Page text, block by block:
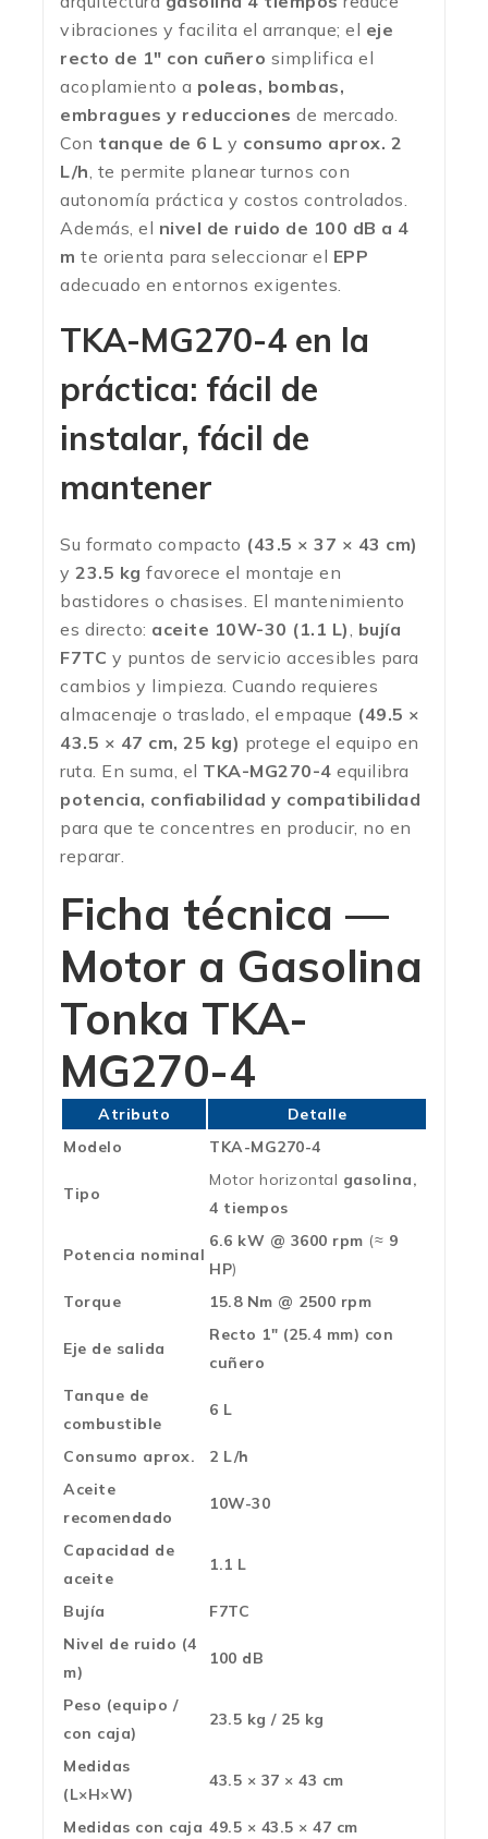
vibraciones y facilita el arranque; el eje
recto de 1″ con cuñero simplifica el
acoplamiento a poleas, bombas,
embragues y reducciones de mercado.
Con tanque de 6 L y consumo aprox. 2
L/h, te permite planear turnos con
autonomía práctica y costos controlados.
Además, el nivel de ruido de 100 dB a 4
m te orienta para seleccionar el EPP
adecuado en entornos exigentes.
TKA-MG270-4 en la
práctica: fácil de
instalar, fácil de
mantener
Su formato compacto (43.5 × 37 × 43 cm)
y 23.5 kg favorece el montaje en
bastidores o chasises. El mantenimiento
es directo: aceite 10W-30 (1.1 L), bujía
F7TC y puntos de servicio accesibles para
cambios y limpieza. Cuando requieres
almacenaje o traslado, el empaque (49.5 ×
43.5 × 47 cm, 25 kg) protege el equipo en
ruta. En suma, el TKA-MG270-4 equilibra
potencia, confiabilidad y compatibilidad
para que te concentres en producir, no en
reparar.
Ficha técnica —
Motor a Gasolina
Tonka TKA-
MG270-4
Atributo
Detalle
Modelo
TKA-MG270-4
Tipo
Motor horizontal gasolina,
4 tiempos
Potencia nominal
6.6 kW @ 3600 rpm (≈ 9
HP)
Torque
15.8 Nm @ 2500 rpm
Eje de salida
Recto 1″ (25.4 mm) con
cuñero
Tanque de
combustible
6 L
Consumo aprox.
2 L/h
Aceite
recomendado
10W-30
Capacidad de
aceite
1.1 L
Bujía
F7TC
Nivel de ruido (4
m)
100 dB
Peso (equipo /
con caja)
23.5 kg / 25 kg
Medidas
(L×H×W)
43.5 × 37 × 43 cm
Medidas con caja 49.5 × 43.5 × 47 cm